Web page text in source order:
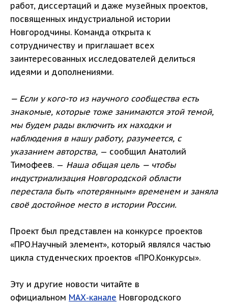
работ, диссертаций и даже музейных проектов,
посвященных индустриальной истории
Новгородчины. Команда открыта к
сотрудничеству и приглашает всех
заинтересованных исследователей делиться
идеями и дополнениями.
— Если у кого-то из научного сообщества есть
знакомые, которые тоже занимаются этой темой,
мы будем рады включить их находки и
наблюдения в нашу работу, разумеется, с
указанием авторства, — сообщил Анатолий
Тимофеев. — Наша общая цель — чтобы
индустриализация Новгородской области
перестала быть «потерянным» временем и заняла
своё достойное место в истории России.
Проект был представлен на конкурсе проектов
«ПРО.Научный элемент», который являлся частью
цикла студенческих проектов «ПРО.Конкурсы».
Эту и другие новости читайте в
официальном МАХ-канале Новгородского